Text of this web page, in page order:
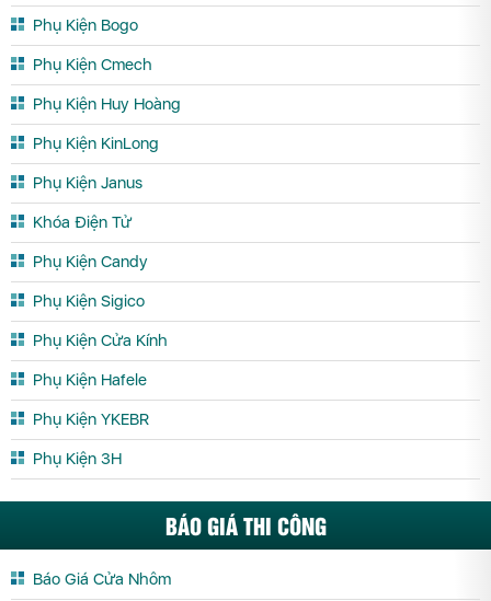
Phụ Kiện Bogo
Phụ Kiện Cmech
Phụ Kiện Huy Hoàng
Phụ Kiện KinLong
Phụ Kiện Janus
Khóa Điện Tử
Phụ Kiện Candy
Phụ Kiện Sigico
Phụ Kiện Cửa Kính
Phụ Kiện Hafele
Phụ Kiện YKEBR
Phụ Kiện 3H
BÁO GIÁ THI CÔNG
Báo Giá Cửa Nhôm